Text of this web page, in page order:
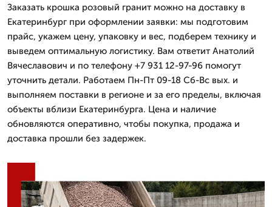
Заказать крошка розовый гранит можно на доставку в
Екатеринбург при оформлении заявки: мы подготовим
прайс, укажем цену, упаковку и вес, подберем технику и
выведем оптимальную логистику. Вам ответит Анатолий
Вячеславович и по телефону +7 931 12-97-96 помогут
уточнить детали. Работаем Пн-Пт 09-18 Сб-Вс вых. и
выполняем поставки в регионе и за его пределы, включая
объекты вблизи Екатеринбурга. Цена и наличие
обновляются оперативно, чтобы покупка, продажа и
доставка прошли без задержек.